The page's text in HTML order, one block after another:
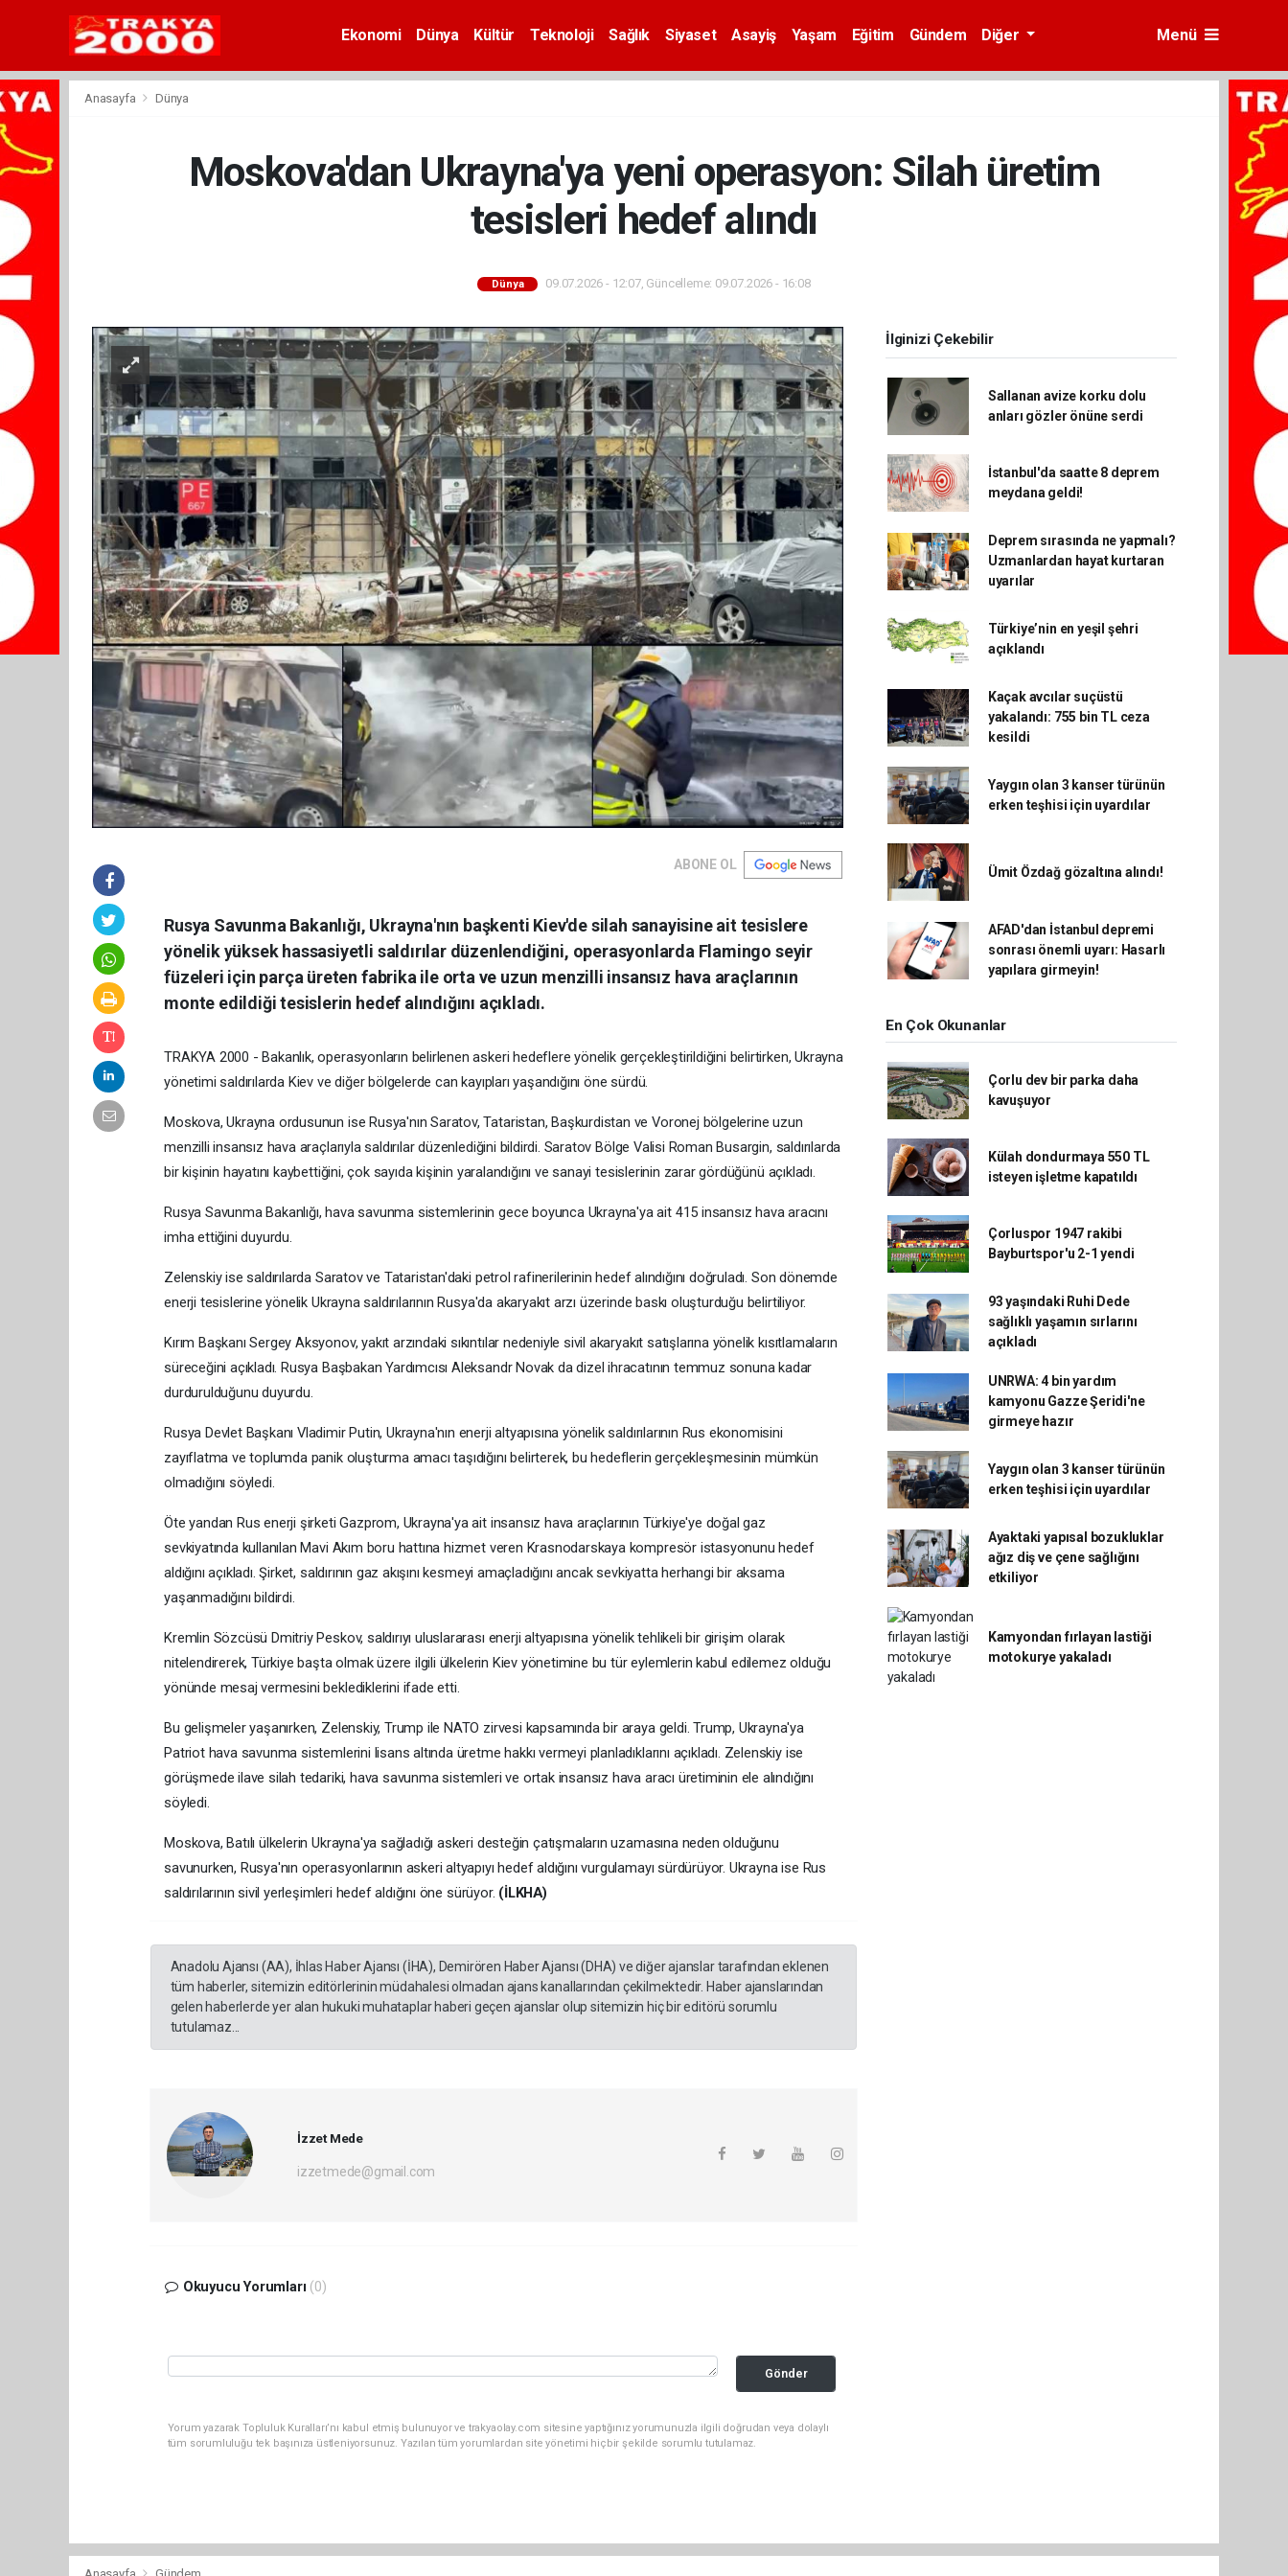
Ekonomi Dünya Kültür Teknoloji Sağlık Siyaset Asayiş Yaşam Eğitim Gündem Diğer Menü
Anasayfa Dünya
Moskova'dan Ukrayna'ya yeni operasyon: Silah üretim
tesisleri hedef alındı
Dünya 09.07.2026 - 12:07, Güncelleme: 09.07.2026 - 16:08
ABONE OL
Rusya Savunma Bakanlığı, Ukrayna'nın başkenti Kiev'de silah sanayisine ait tesislere
yönelik yüksek hassasiyetli saldırılar düzenlendiğini, operasyonlarda Flamingo seyir
füzeleri için parça üreten fabrika ile orta ve uzun menzilli insansız hava araçlarının
monte edildiği tesislerin hedef alındığını açıkladı.
TRAKYA 2000 - Bakanlık, operasyonların belirlenen askeri hedeflere yönelik gerçekleştirildiğini belirtirken, Ukrayna
yönetimi saldırılarda Kiev ve diğer bölgelerde can kayıpları yaşandığını öne sürdü.
Moskova, Ukrayna ordusunun ise Rusya'nın Saratov, Tataristan, Başkurdistan ve Voronej bölgelerine uzun
menzilli insansız hava araçlarıyla saldırılar düzenlediğini bildirdi. Saratov Bölge Valisi Roman Busargin, saldırılarda
bir kişinin hayatını kaybettiğini, çok sayıda kişinin yaralandığını ve sanayi tesislerinin zarar gördüğünü açıkladı.
Rusya Savunma Bakanlığı, hava savunma sistemlerinin gece boyunca Ukrayna'ya ait 415 insansız hava aracını
imha ettiğini duyurdu.
Zelenskiy ise saldırılarda Saratov ve Tataristan'daki petrol rafinerilerinin hedef alındığını doğruladı. Son dönemde
enerji tesislerine yönelik Ukrayna saldırılarının Rusya'da akaryakıt arzı üzerinde baskı oluşturduğu belirtiliyor.
Kırım Başkanı Sergey Aksyonov, yakıt arzındaki sıkıntılar nedeniyle sivil akaryakıt satışlarına yönelik kısıtlamaların
süreceğini açıkladı. Rusya Başbakan Yardımcısı Aleksandr Novak da dizel ihracatının temmuz sonuna kadar
durdurulduğunu duyurdu.
Rusya Devlet Başkanı Vladimir Putin, Ukrayna'nın enerji altyapısına yönelik saldırılarının Rus ekonomisini
zayıflatma ve toplumda panik oluşturma amacı taşıdığını belirterek, bu hedeflerin gerçekleşmesinin mümkün
olmadığını söyledi.
Öte yandan Rus enerji şirketi Gazprom, Ukrayna'ya ait insansız hava araçlarının Türkiye'ye doğal gaz
sevkiyatında kullanılan Mavi Akım boru hattına hizmet veren Krasnodarskaya kompresör istasyonunu hedef
aldığını açıkladı. Şirket, saldırının gaz akışını kesmeyi amaçladığını ancak sevkiyatta herhangi bir aksama
yaşanmadığını bildirdi.
Kremlin Sözcüsü Dmitriy Peskov, saldırıyı uluslararası enerji altyapısına yönelik tehlikeli bir girişim olarak
nitelendirerek, Türkiye başta olmak üzere ilgili ülkelerin Kiev yönetimine bu tür eylemlerin kabul edilemez olduğu
yönünde mesaj vermesini beklediklerini ifade etti.
Bu gelişmeler yaşanırken, Zelenskiy, Trump ile NATO zirvesi kapsamında bir araya geldi. Trump, Ukrayna'ya
Patriot hava savunma sistemlerini lisans altında üretme hakkı vermeyi planladıklarını açıkladı. Zelenskiy ise
görüşmede ilave silah tedariki, hava savunma sistemleri ve ortak insansız hava aracı üretiminin ele alındığını
söyledi.
Moskova, Batılı ülkelerin Ukrayna'ya sağladığı askeri desteğin çatışmaların uzamasına neden olduğunu
savunurken, Rusya'nın operasyonlarının askeri altyapıyı hedef aldığını vurgulamayı sürdürüyor. Ukrayna ise Rus
saldırılarının sivil yerleşimleri hedef aldığını öne sürüyor. (İLKHA)
Anadolu Ajansı (AA), İhlas Haber Ajansı (İHA), Demirören Haber Ajansı (DHA) ve diğer ajanslar tarafından eklenen
tüm haberler, sitemizin editörlerinin müdahalesi olmadan ajans kanallarından çekilmektedir. Haber ajanslarından
gelen haberlerde yer alan hukuki muhataplar haberi geçen ajanslar olup sitemizin hiç bir editörü sorumlu
tutulamaz...
İzzet Mede
izzetmede@gmail.com
Okuyucu Yorumları (0)
Gönder
Yorum yazarak Topluluk Kuralları’nı kabul etmiş bulunuyor ve trakyaolay.com sitesine yaptığınız yorumunuzla ilgili doğrudan veya dolaylı
tüm sorumluluğu tek başınıza üstleniyorsunuz. Yazılan tüm yorumlardan site yönetimi hiçbir şekilde sorumlu tutulamaz.
İlginizi Çekebilir
Sallanan avize korku dolu
anları gözler önüne serdi
İstanbul'da saatte 8 deprem
meydana geldi!
Deprem sırasında ne yapmalı?
Uzmanlardan hayat kurtaran
uyarılar
Türkiye’nin en yeşil şehri
açıklandı
Kaçak avcılar suçüstü
yakalandı: 755 bin TL ceza
kesildi
Yaygın olan 3 kanser türünün
erken teşhisi için uyardılar
Ümit Özdağ gözaltına alındı!
AFAD'dan İstanbul depremi
sonrası önemli uyarı: Hasarlı
yapılara girmeyin!
En Çok Okunanlar
Çorlu dev bir parka daha
kavuşuyor
Külah dondurmaya 550 TL
isteyen işletme kapatıldı
Çorluspor 1947 rakibi
Bayburtspor'u 2-1 yendi
93 yaşındaki Ruhi Dede
sağlıklı yaşamın sırlarını
açıkladı
UNRWA: 4 bin yardım
kamyonu Gazze Şeridi'ne
girmeye hazır
Yaygın olan 3 kanser türünün
erken teşhisi için uyardılar
Ayaktaki yapısal bozukluklar
ağız diş ve çene sağlığını
etkiliyor
Kamyondan fırlayan lastiği
motokurye yakaladı